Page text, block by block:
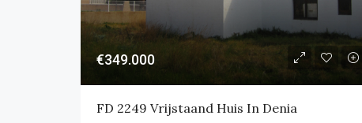
€349.000
FD 2249 Vrijstaand Huis In Denia